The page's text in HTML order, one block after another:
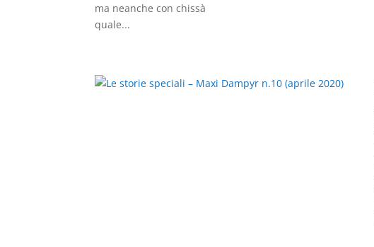
ma neanche con chissà
quale...